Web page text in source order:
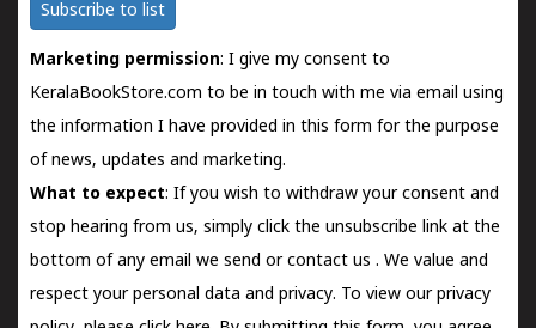
Subscribe to list
Marketing permission: I give my consent to
KeralaBookStore.com to be in touch with me via email using
the information I have provided in this form for the purpose
of news, updates and marketing.
What to expect: If you wish to withdraw your consent and
stop hearing from us, simply click the unsubscribe link at the
bottom of any email we send orcontact us . We value and
respect your personal data and privacy. To view our privacy